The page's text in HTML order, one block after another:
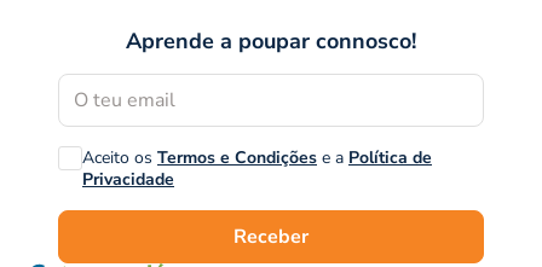
Aprende a poupar connosco!
Aceito os Termos e Condições e a Política de
Privacidade
Receber